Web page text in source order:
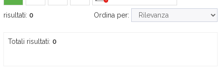
risultati: 0 Ordina per:
Totali risultati: 0